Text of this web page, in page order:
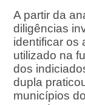
A partir da
diligências
identificar os
utilizado na
dos
dupla
municípios